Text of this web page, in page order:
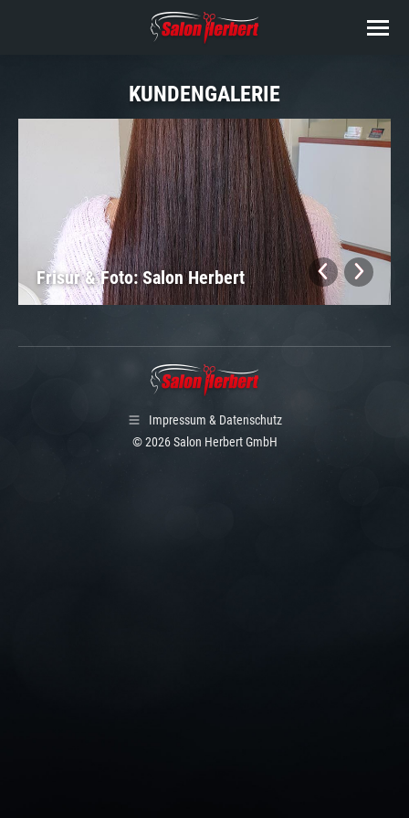
KUNDENGALERIE
Frisur & Foto: Salon Herbert
Impressum & Datenschutz
©2026 Salon Herbert GmbH